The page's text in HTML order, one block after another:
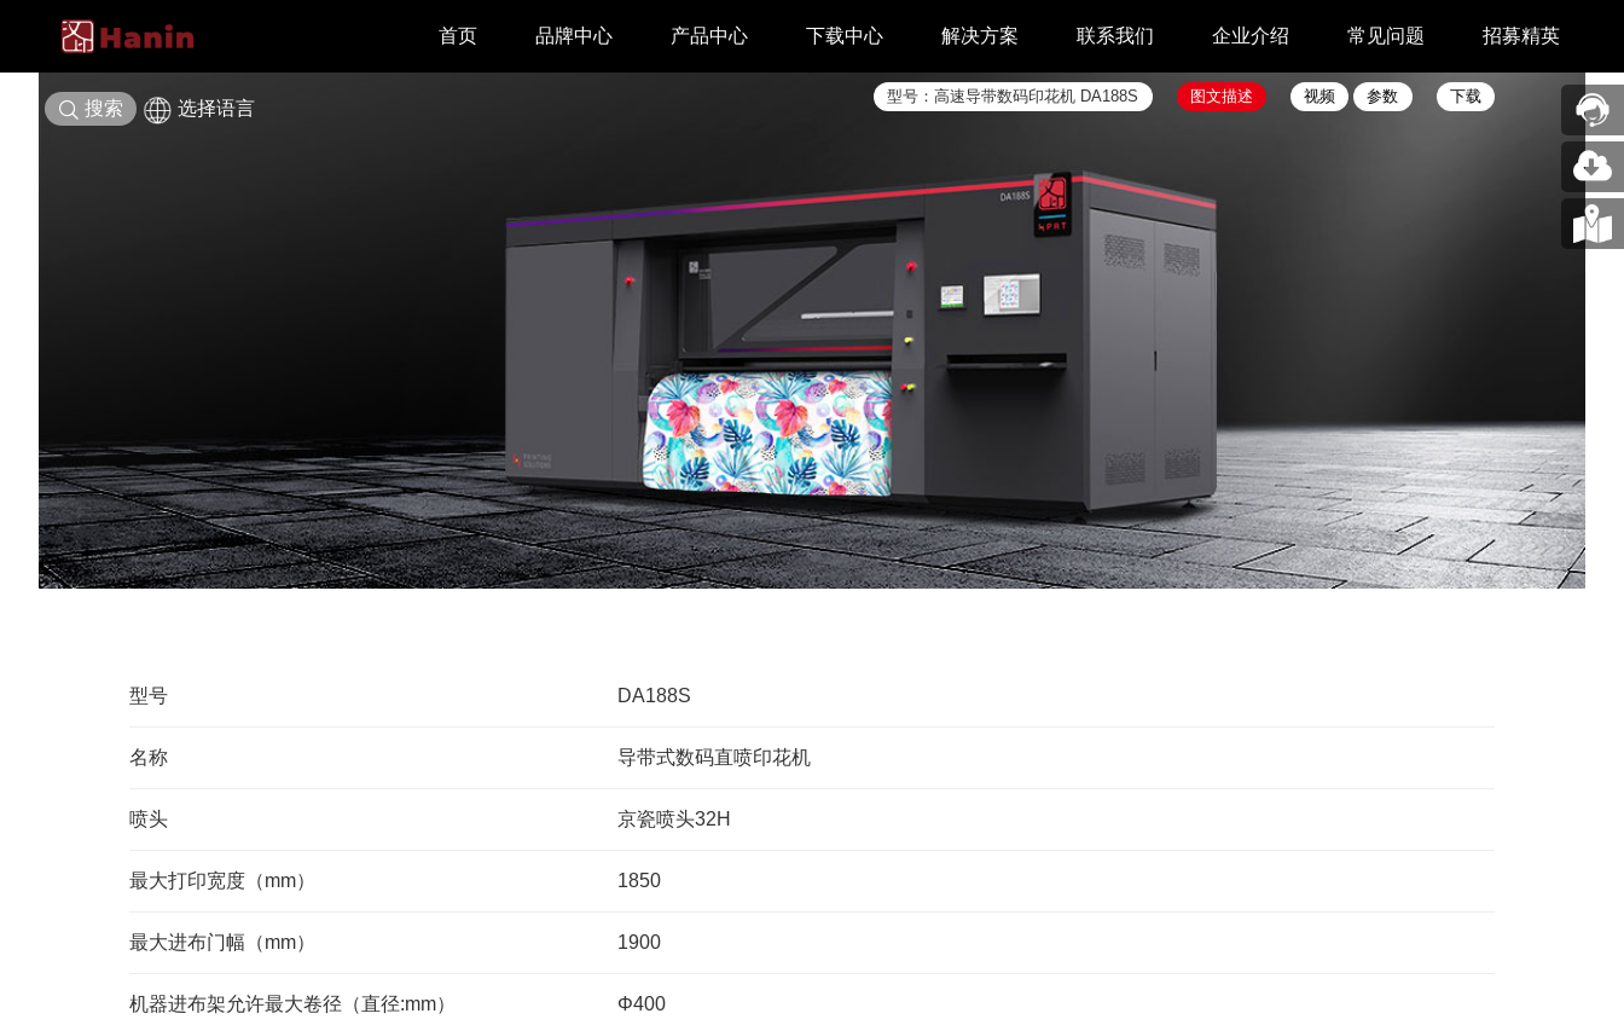
首页 品牌中心 产品中心 下载中心
驱动下载
汉印管家
汉码云集
工具下载
汉码标签软件
解决方案
家用 & SOHO
医疗行业
TTO热转印打码机
定位数码印花机
联系我们
售后中心
业务合作
采购中心
企业介绍
新闻中心
展会新闻
市场资讯
行业资讯
常见问题 招募精英
搜索 选择语言
型号：高速导带数码印花机 DA188S 图文描述 视频 参数 下载
型号 DA188S
名称 导带式数码直喷印花机
喷头 京瓷喷头32H
最大打印宽度（mm） 1850
最大进布门幅（mm） 1900
机器进布架允许最大卷径（直径:mm） Φ400